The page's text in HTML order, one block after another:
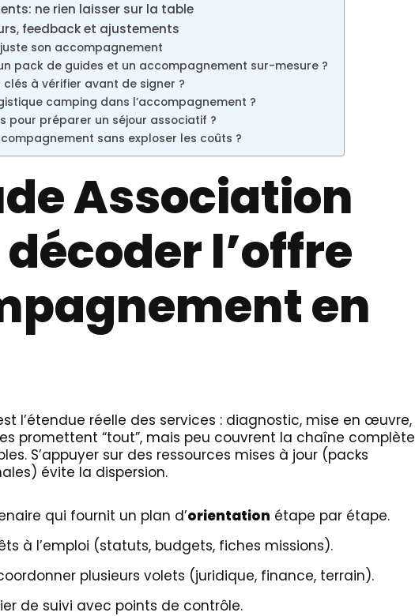
ne rien laisser sur la table
feedback et ajustements
son accompagnement
pack de guides et un accompagnement sur-mesure ?
à vérifier avant de signer ?
camping dans l’accompagnement ?
pour préparer un séjour associatif ?
sans exploser les coûts ?
Association
l’offre
en
l’étendue réelle des services : diagnostic, mise en œuvre,
promettent “tout”, mais peu couvrent la chaîne complète
S’appuyer sur des ressources mises à jour (packs
évite la dispersion.
qui fournit un plan d’orientation étape par étape.
à l’emploi (statuts, budgets, fiches missions).
plusieurs volets (juridique, finance, terrain).
de suivi avec points de contrôle.